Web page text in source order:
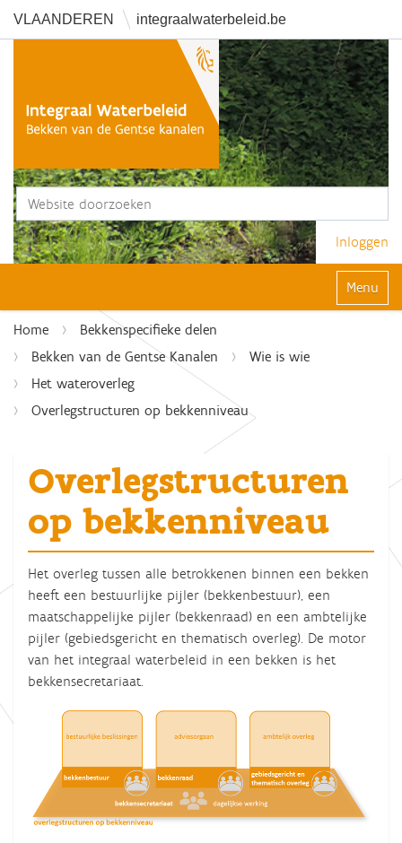
VLAANDEREN integraalwaterbeleid.be
Zoek
Geavanceerd zoeken...
Inloggen
Klap
Home
Bekkenspecifieke delen
Bekken van de Gentse Kanalen
Wie is wie
Het wateroverleg
Overlegstructuren op bekkenniveau
Overlegstructuren
op bekkenniveau
Het overleg tussen alle betrokkenen binnen een bekken
heeft een bestuurlijke pijler (bekkenbestuur), een
maatschappelijke pijler (bekkenraad) en een ambtelijke
pijler (gebiedsgericht en thematisch overleg). De motor
van het integraal waterbeleid in een bekken is het
bekkensecretariaat.